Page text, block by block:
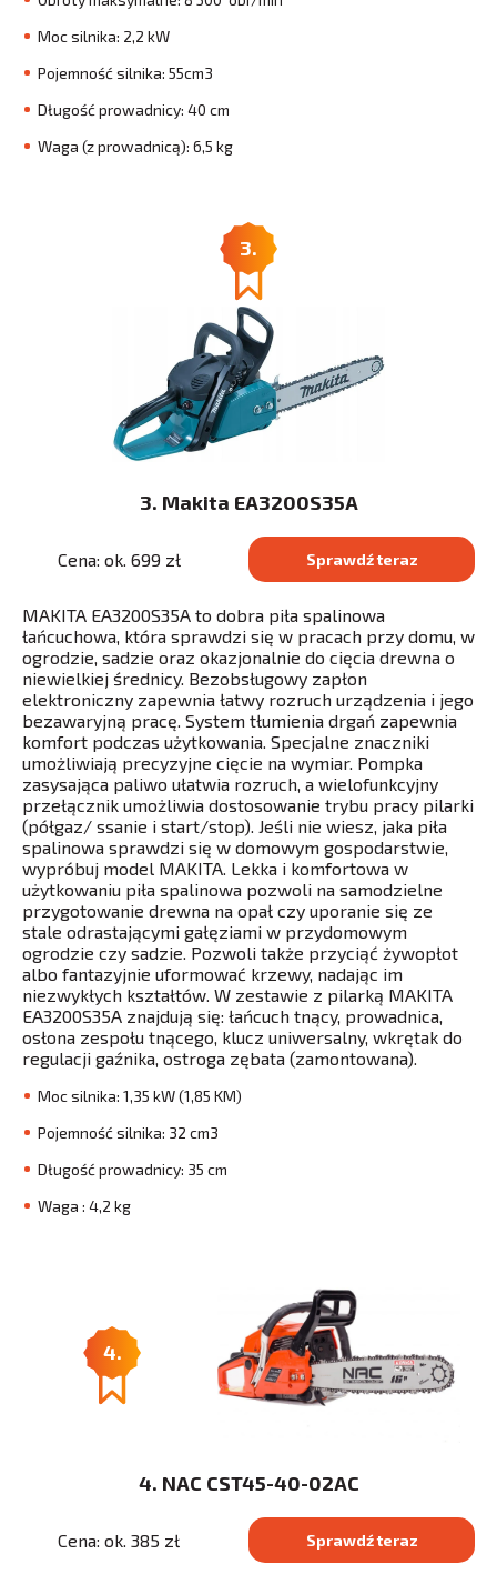
Moc silnika: 2,2 kW
Pojemność silnika: 55cm3
Długość prowadnicy: 40 cm
Waga (z prowadnicą): 6,5 kg
3.
3. Makita EA3200S35A
Cena: ok. 699 zł Sprawdź teraz
MAKITA EA3200S35A to dobra piła spalinowa
łańcuchowa, która sprawdzi się w pracach przy domu, w
ogrodzie, sadzie oraz okazjonalnie do cięcia drewna o
niewielkiej średnicy. Bezobsługowy zapłon
elektroniczny zapewnia łatwy rozruch urządzenia i jego
bezawaryjną pracę. System tłumienia drgań zapewnia
komfort podczas użytkowania. Specjalne znaczniki
umożliwiają precyzyjne cięcie na wymiar. Pompka
zasysająca paliwo ułatwia rozruch, a wielofunkcyjny
przełącznik umożliwia dostosowanie trybu pracy pilarki
(półgaz/ ssanie i start/stop). Jeśli nie wiesz, jaka piła
spalinowa sprawdzi się w domowym gospodarstwie,
wypróbuj model MAKITA. Lekka i komfortowa w
użytkowaniu piła spalinowa pozwoli na samodzielne
przygotowanie drewna na opał czy uporanie się ze
stale odrastającymi gałęziami w przydomowym
ogrodzie czy sadzie. Pozwoli także przyciąć żywopłot
albo fantazyjnie uformować krzewy, nadając im
niezwykłych kształtów. W zestawie z pilarką MAKITA
EA3200S35A znajdują się: łańcuch tnący, prowadnica,
osłona zespołu tnącego, klucz uniwersalny, wkrętak do
regulacji gaźnika, ostroga zębata (zamontowana).
Moc silnika: 1,35 kW (1,85 KM)
Pojemność silnika: 32 cm3
Długość prowadnicy: 35 cm
Waga : 4,2 kg
4.
4. NAC CST45-40-02AC
Cena: ok. 385 zł Sprawdź teraz